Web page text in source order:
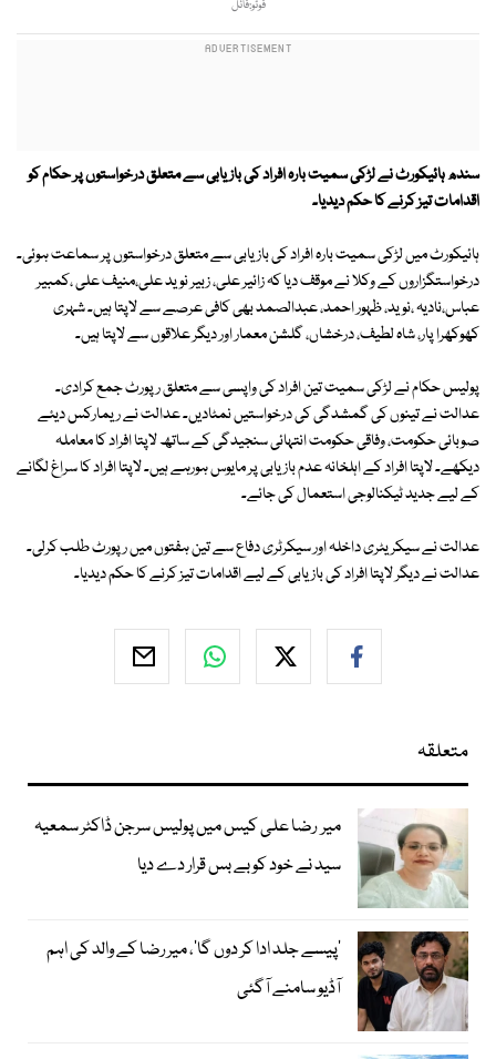
فوٹو:فائل
سندھ ہائیکورٹ نے لڑکی سمیت بارہ افراد کی بازیابی سے متعلق درخواستوں پر حکام کو
اقدامات تیز کرنے کا حکم دیدیا۔
ہائیکورٹ میں لڑکی سمیت بارہ افراد کی بازیابی سے متعلق درخواستوں پر سماعت ہوئی۔
درخواستگزاروں کے وکلا نے موقف دیا کہ زائیر علی، زبیر نوید علی،منیف علی ،کمبیر
عباس،نادیہ ،نوید، ظہور احمد، عبدالصمد بھی کافی عرصے سے لاپتا ہیں۔ شہری
کھوکھرا پار، شاہ لطیف، درخشاں، گلشن معمار اور دیگر علاقوں سے لاپتا ہیں۔
پولیس حکام نے لڑکی سمیت تین افراد کی واپسی سے متعلق رپورٹ جمع کرادی۔
عدالت نے تینوں کی گمشدگی کی درخواستیں نمٹادیں۔ عدالت نے ریمارکس دیئے
صوبائی حکومت، وفاقی حکومت انتہائی سنجیدگی کے ساتھ لاپتا افراد کا معاملہ
دیکھے۔ لاپتا افراد کے اہلخانہ عدم بازیابی پر مایوس ہورہے ہیں۔ لاپتا افراد کا سراغ لگانے
کے لیے جدید ٹیکنالوجی استعمال کی جائے۔
عدالت نے سیکریٹری داخلہ اور سیکرٹری دفاع سے تین ہفتوں میں رپورٹ طلب کرلی۔
عدالت نے دیگر لاپتا افراد کی بازیابی کے لیے اقدامات تیز کرنے کا حکم دیدیا۔
متعلقہ
میر رضا علی کیس میں پولیس سرجن ڈاکٹر سمعیہ
سید نے خود کو بے بس قرار دے دیا
’پیسے جلد ادا کر دوں گا‘، میر رضا کے والد کی اہم
آڈیو سامنے آگئی